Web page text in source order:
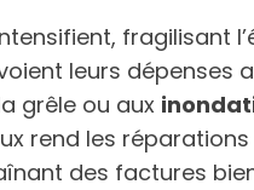
fragilisant
leurs
grêle ou aux
rend les
des factures